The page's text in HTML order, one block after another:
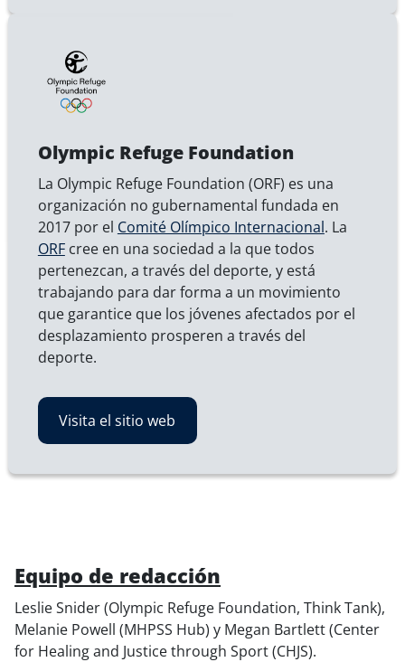
Olympic Refuge Foundation
La Olympic Refuge Foundation (ORF) es una
organización no gubernamental fundada en
2017 por el Comité Olímpico Internacional. La
ORFcree en una sociedad a la que todos
pertenezcan, a través del deporte, y está
trabajando para dar forma a un movimiento
que garantice que los jóvenes afectados por el
desplazamiento prosperen a través del
deporte.
Visita el sitio web
Equipo de redacción
Leslie Snider (Olympic Refuge Foundation, Think Tank),
Melanie Powell (MHPSS Hub) y Megan Bartlett (Center
for Healing and Justice through Sport (CHJS).